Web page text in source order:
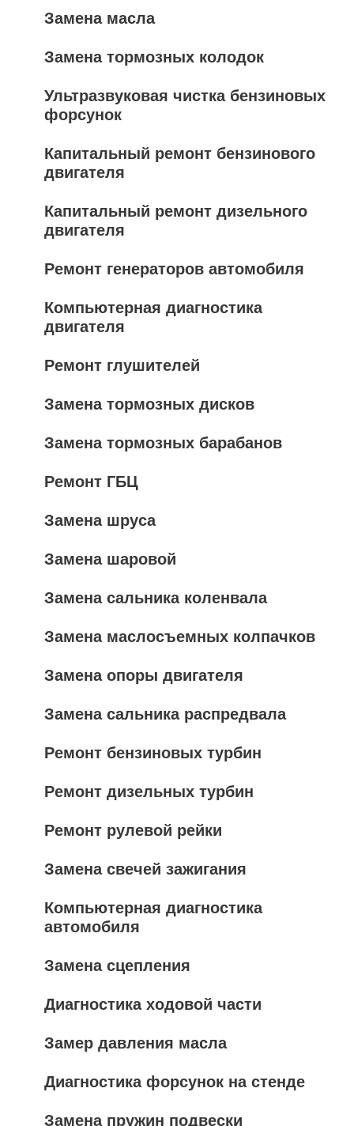
Замена масла
Замена тормозных колодок
Ультразвуковая чистка бензиновых
форсунок
Капитальный ремонт бензинового
двигателя
Капитальный ремонт дизельного
двигателя
Ремонт генераторов автомобиля
Компьютерная диагностика
двигателя
Ремонт глушителей
Замена тормозных дисков
Замена тормозных барабанов
Ремонт ГБЦ
Замена шруса
Замена шаровой
Замена сальника коленвала
Замена маслосъемных колпачков
Замена опоры двигателя
Замена сальника распредвала
Ремонт бензиновых турбин
Ремонт дизельных турбин
Ремонт рулевой рейки
Замена свечей зажигания
Компьютерная диагностика
автомобиля
Замена сцепления
Диагностика ходовой части
Замер давления масла
Диагностика форсунок на стенде
Замена пружин подвески